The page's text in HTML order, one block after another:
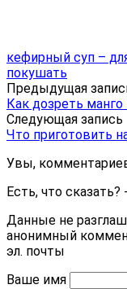
кефирный суп –
покушать
Предыдущая
Как дозреть
Следующая запись
Что приготовить
Увы,
Есть, что
Данные не
анонимный
эл. почты
Ваше имя